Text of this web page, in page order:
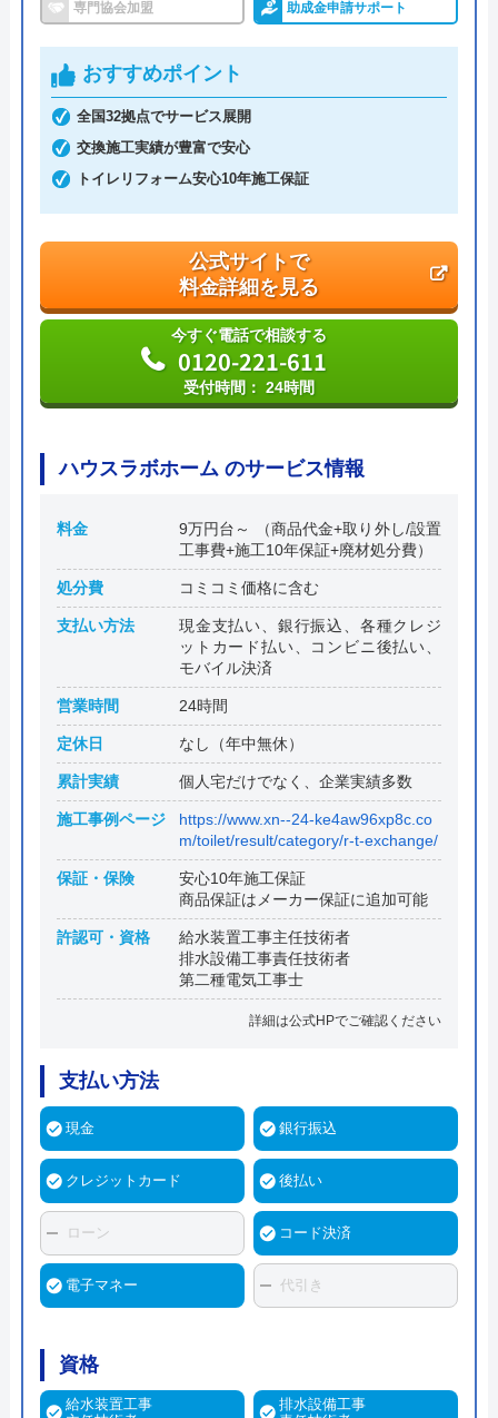
専門協会加盟 助成金申請サポート
おすすめポイント
全国32拠点でサービス展開
交換施工実績が豊富で安心
トイレリフォーム安心10年施工保証
公式サイトで
料金詳細を見る
今すぐ電話で相談する
0120-221-611
受付時間： 24時間
ハウスラボホーム のサービス情報
料金
9万円台～ （商品代金+取り外し/設置
工事費+施工10年保証+廃材処分費）
処分費 コミコミ価格に含む
支払い方法
現金支払い、銀行振込、各種クレジ
ットカード払い、コンビニ後払い、
モバイル決済
営業時間 24時間
定休日 なし（年中無休）
累計実績 個人宅だけでなく、企業実績多数
施工事例ページ
https://www.xn--24-ke4aw96xp8c.co
m/toilet/result/category/r-t-exchange/
保証・保険
安心10年施工保証
商品保証はメーカー保証に追加可能
許認可・資格
給水装置工事主任技術者
排水設備工事責任技術者
第二種電気工事士
詳細は公式HPでご確認ください
支払い方法
現金 銀行振込
クレジットカード 後払い
ローン コード決済
電子マネー 代引き
資格
給水装置工事
排水設備工事